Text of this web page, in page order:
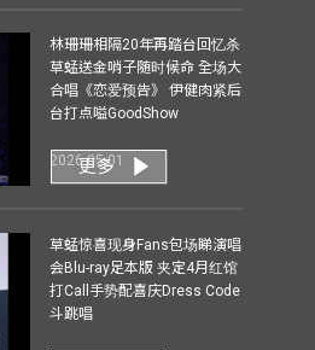
林珊珊相隔20年再踏台回忆杀
草蜢送金哨子随时候命 全场大
合唱《恋爱预告》 伊健肉紧后
台打点嗌GoodShow
2026-05-01
更多
草蜢惊喜现身Fans包场睇演唱
会Blu-ray足本版 夹定4月红馆
打Call手势配喜庆Dress Code
斗跳唱